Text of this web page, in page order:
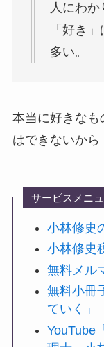
人にわ
「好き
多い。
本当に好きなも
はできないから
サービスメニ
小林修史
小林修史
無料メル
無料小冊
ていく」
YouTube